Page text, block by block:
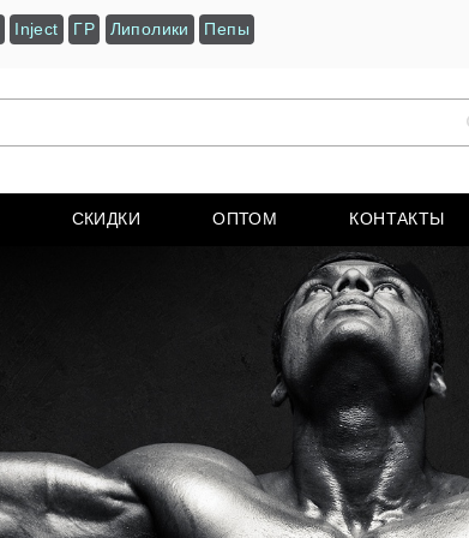
Inject ГР Липолики Пепы
СКИДКИ ОПТОМ КОНТАКТЫ